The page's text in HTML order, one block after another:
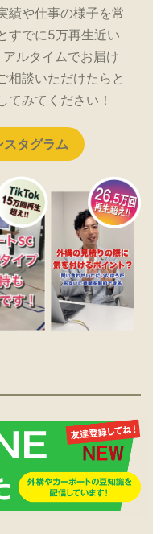
績や仕事の様子を常
すでに5万再生近い
ルタイムでお届け
相談いただけたらと
てみてください！
スタグラム